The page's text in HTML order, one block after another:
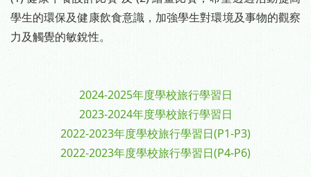
學生的環保及健康飲食意識，加強學生對環境及事物的觀察
力及觸覺的敏銳性。
2024-2025年度學校旅行學習日
2023-2024年度學校旅行學習日
2022-2023年度學校旅行學習日(P1-P3)
2022-2023年度學校旅行學習日(P4-P6)